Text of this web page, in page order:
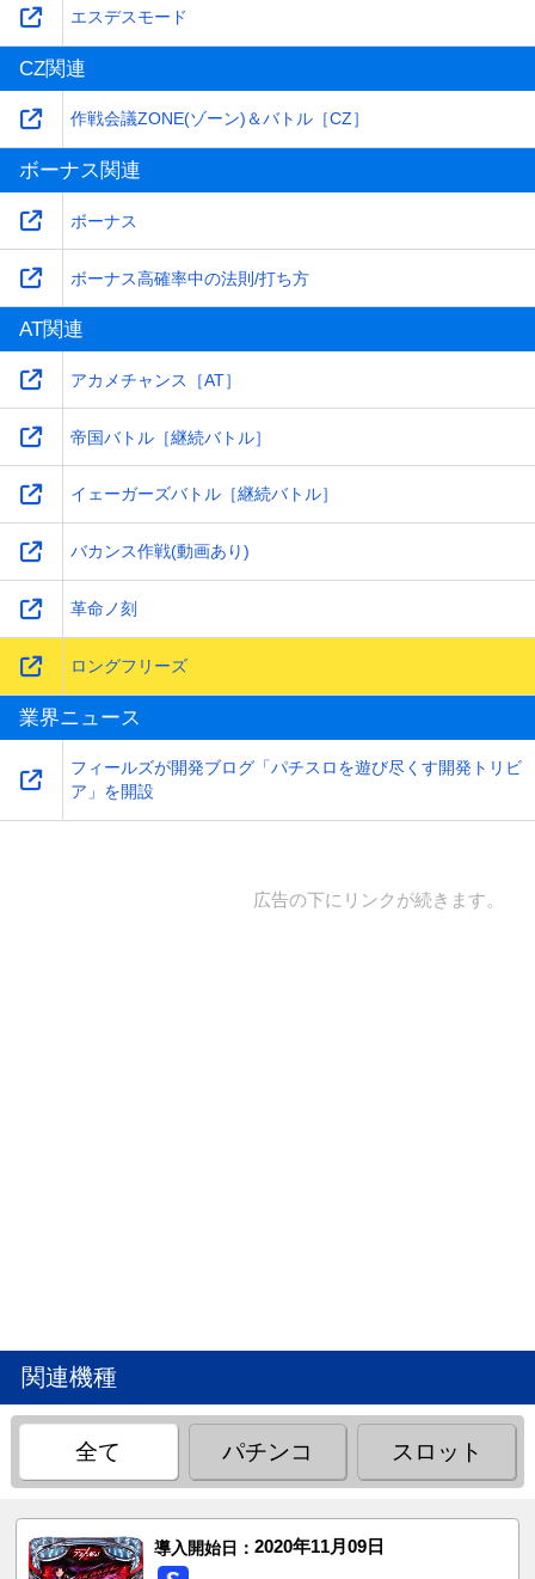
エスデスモード
CZ関連
作戦会議ZONE(ゾーン)＆バトル［CZ］
ボーナス関連
ボーナス
ボーナス高確率中の法則/打ち方
AT関連
アカメチャンス［AT］
帝国バトル［継続バトル］
イェーガーズバトル［継続バトル］
バカンス作戦(動画あり)
革命ノ刻
ロングフリーズ
業界ニュース
フィールズが開発ブログ「パチスロを遊び尽くす開発トリビ
ア」を開設
広告の下にリンクが続きます。
関連機種
全て パチンコ スロット
導入開始日： 2020年11月09日